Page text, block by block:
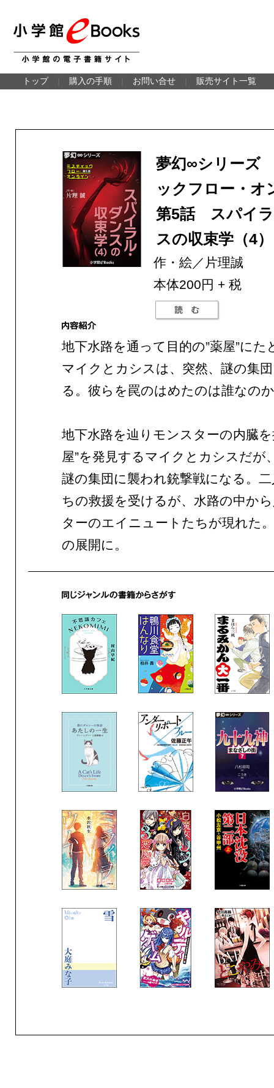
トップ 購入の手順 お問い合せ 販売サイト一覧
夢幻∞シリーズ
ックフロー・オ
第5話 スパイ
スの収束学（4）
作・絵／片理誠
本体200円 + 税
地下水路を通って目的の”薬屋”にた
マイクとカシスは、突然、謎の集
る。彼らを罠のはめたのは誰なの
地下水路を辿りモンスターの内臓を
屋”を発見するマイクとカシスだが
謎の集団に襲われ銃撃戦になる。
ちの救援を受けるが、水路の中か
ターのエイニュートたちが現れた
の展開に。